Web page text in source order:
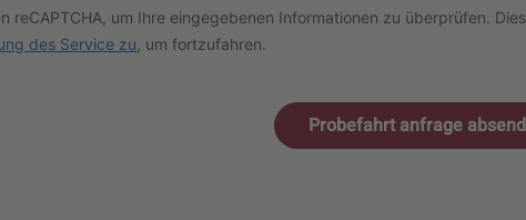
reCAPTCHA, um Ihre eingegebenen Informationen zu überprüfen.
des Service zu , um fortzufahren.
Probefahrt anfrage